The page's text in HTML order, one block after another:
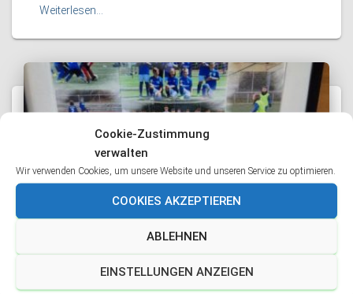
Cookie-Zustimmung
verwalten
Wir verwenden Cookies, um unsere Website und unseren Service zu optimieren.
COOKIES AKZEPTIEREN
ABLEHNEN
EINSTELLUNGEN ANZEIGEN
Weiterlesen…